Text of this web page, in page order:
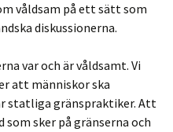
våldsam på ett sätt som
diskussionerna.
var och är våldsamt. Vi
att människor ska
statliga gränspraktiker. Att
sker på gränserna och